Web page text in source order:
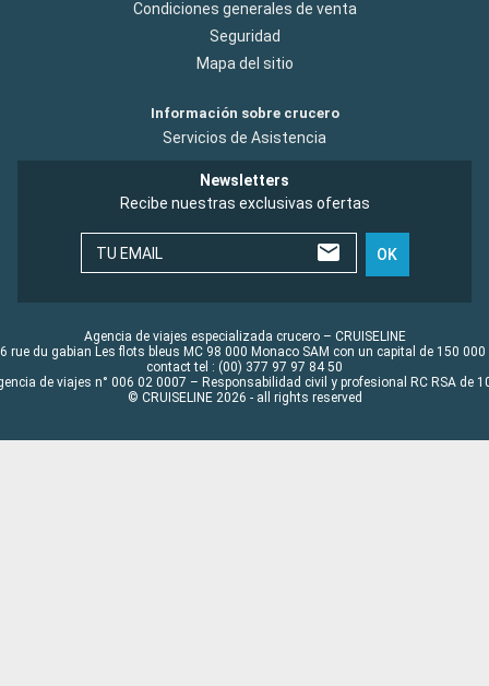
Condiciones generales de venta
Seguridad
Mapa del sitio
Información sobre crucero
Servicios de Asistencia
Newsletters
Recibe nuestras exclusivas ofertas
TU EMAIL OK
Agencia de viajes especializada crucero – CRUISELINE
rue du gabian Les flots bleus MC 98 000 Monaco SAM con un capital de 150 000
contact tel : (00) 377 97 97 84 50
de viajes n° 006 02 0007 – Responsabilidad civil y profesional RC RSA de
© CRUISELINE 2026 - all rights reserved